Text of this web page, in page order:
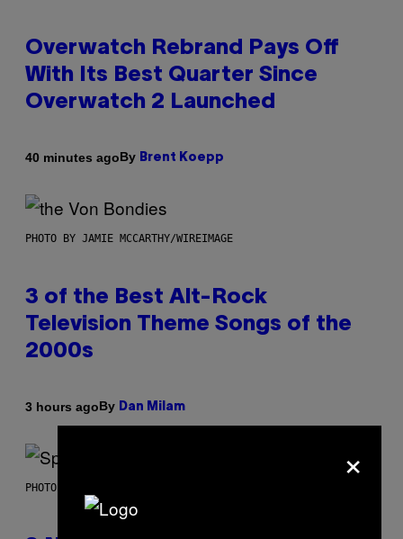
Overwatch Rebrand Pays Off
With Its Best Quarter Since
Overwatch 2 Launched
40 minutes agoBy Brent Koepp
PHOTO BY JAMIE MCCARTHY/WIREIMAGE
3 of the Best Alt-Rock
Television Theme Songs of the
2000s
3 hours agoBy Dan Milam
PHOTO BY TIM RONEY/GETTY IMAGES
×